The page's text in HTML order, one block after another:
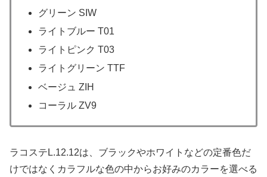
グリーン SIW
ライトブルー T01
ライトピンク T03
ライトグリーン TTF
ベージュ ZIH
コーラル ZV9
ラコステL.12.12は、ブラックやホワイトなどの定番色だ
けではなくカラフルな色の中からお好みのカラーを選べる